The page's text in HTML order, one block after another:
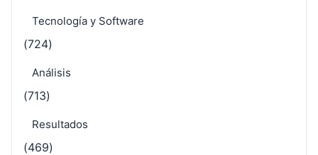
Tecnología y Software
(724)
Análisis
(713)
Resultados
(469)